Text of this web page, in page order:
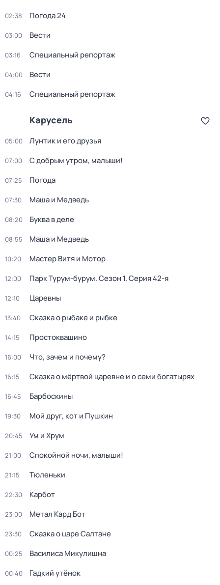
02:38 Погода 24
03:00 Вести
03:16 Специальный репортаж
04:00 Вести
04:16 Специальный репортаж
Карусель
05:00 Лунтик и его друзья
07:00 С добрым утром, малыши!
07:25 Погода
07:30 Маша и Медведь
08:20 Буква в деле
08:55 Маша и Медведь
10:20 Мастер Витя и Мотор
12:00 Парк Турум-бурум. Сезон 1. Серия 42-я
12:10 Царевны
13:40 Сказка о рыбаке и рыбке
14:15 Простоквашино
16:00 Что, зачем и почему?
16:15 Сказка о мёртвой царевне и о семи богатырях
16:45 Барбоскины
19:30 Мой друг, кот и Пушкин
20:45 Ум и Хрум
21:00 Спокойной ночи, малыши!
21:15 Тюленьки
22:30 Карбот
23:00 Метал Кард Бот
23:30 Сказка о царе Салтане
00:25 Василиса Микулишна
00:40 Гадкий утёнок